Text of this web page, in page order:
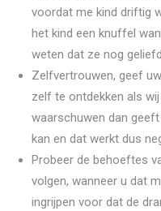
voordat me kind driftig
het kind een knuffel
weten dat ze nog
Zelfvertrouwen, geef
zelf te ontdekken als
waarschuwen dan
kan en dat werkt dus
Probeer de behoeftes
volgen, wanneer u dat
ingrijpen voor dat de